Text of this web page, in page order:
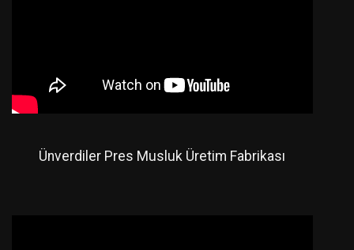
Ünverdiler Pres Musluk Üretim Fabrikası